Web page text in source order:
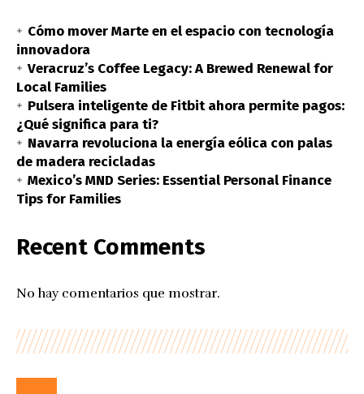
Cómo mover Marte en el espacio con tecnología
innovadora
Veracruz’s Coffee Legacy: A Brewed Renewal for
Local Families
Pulsera inteligente de Fitbit ahora permite pagos:
¿Qué significa para ti?
Navarra revoluciona la energía eólica con palas
de madera recicladas
Mexico’s MND Series: Essential Personal Finance
Tips for Families
Recent Comments
No hay comentarios que mostrar.